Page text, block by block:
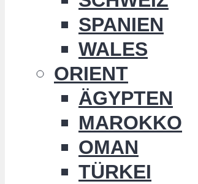
SPANIEN
WALES
ORIENT
ÄGYPTEN
MAROKKO
OMAN
TÜRKEI